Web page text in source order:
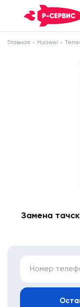
Главная Huawei
Замена
Номер